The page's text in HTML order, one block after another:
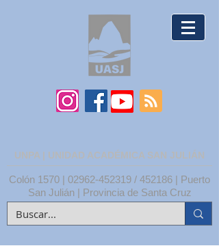
UNPA | UNIDAD ACADÉMICA SAN JULIÁN
Colón 1570 | 02962-452319 / 452186 | Puerto
San Julián | Provincia de Santa Cruz